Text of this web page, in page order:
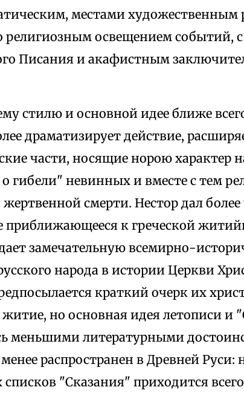
местами художественным
религиозным освещением событий,
Писания и акафистным
стилю и основной идее ближе
драматизирует действие,
части, носящие норою характер
гибели" невинных и вместе с тем
смерти. Нестор дал более
приближающееся к греческой
замечательную всемирно-
народа в истории Церкви
краткий очерк их
но основная идея летописи и
меньшими литературными
распространен в Древней Руси:
списков "Сказания" приходится